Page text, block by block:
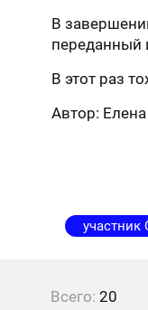
В
переданный
В этот раз
Автор:
участник
Всего: 20